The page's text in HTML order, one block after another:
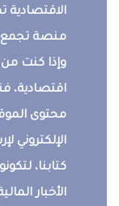
منصة تجمع
وإذا كنت من
اقتصادية،
محتوى
الإلكتروني
كتابنا،
الأخبار